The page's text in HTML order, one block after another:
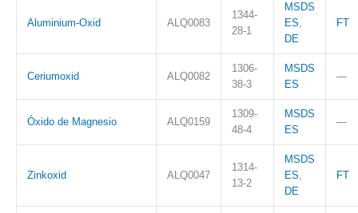
Aluminium-Oxid ALQ0083
1344-
28-1
MSDS
ES,
DE
FT
Ceriumoxid ALQ0082
1306-
38-3
MSDS
ES
—
Óxido de Magnesio ALQ0159
1309-
48-4
MSDS
ES
—
Zinkoxid ALQ0047
1314-
13-2
MSDS
ES,
DE
FT